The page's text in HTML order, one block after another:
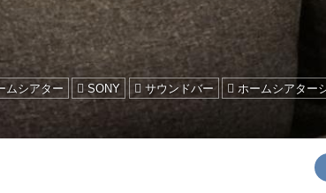
ムシアター SONY サウンドバー
ホームシアター